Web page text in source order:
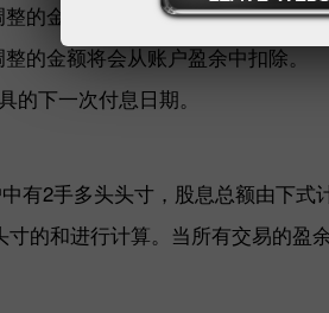
的金额将会加入账户盈余。
的金额将会从账户盈余中扣除。
的下一次付息日期。
有2手多头头寸，股息总额由下式
的和进行计算。当所有交易的盈